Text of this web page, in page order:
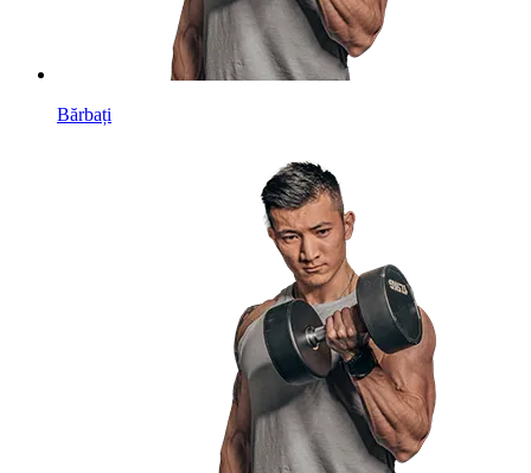
Bărbați